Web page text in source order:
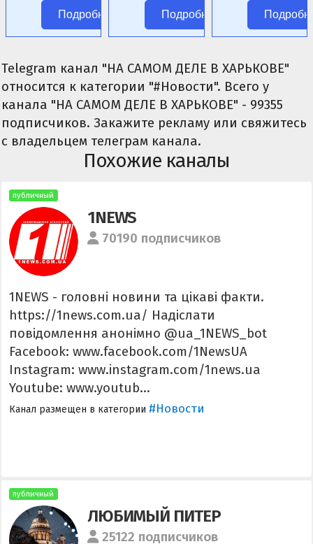
ролевых
сценариев.
Подробнее
фэнтези.
Подробнее
Telegram канал "НА САМОМ ДЕЛЕ В ХАРЬКОВЕ"
относится к категории "#Новости". Всего у
канала "НА САМОМ ДЕЛЕ В ХАРЬКОВЕ" - 99355
подписчиков. Закажите рекламу или свяжитесь
с владельцем телеграм канала.
Похожие каналы
публичный
1NEWS
70190 подписчиков
1NEWS - головні новини та цікаві факти.
https://1news.com.ua/ Надіслати
повідомлення анонімно @ua_1NEWS_bot
Facebook: www.facebook.com/1NewsUA
Instagram: www.instagram.com/1news.ua
Youtube: www.youtub...
Канал размещен в категории #Новости
публичный
ЛЮБИМЫЙ ПИТЕР
25122 подписчиков